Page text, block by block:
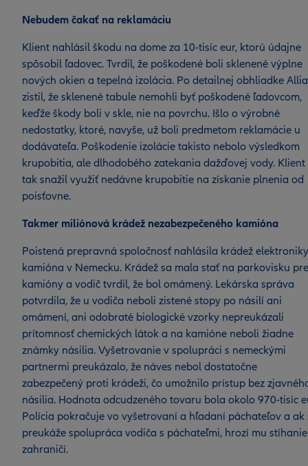
Nebudem čakať na reklamáciu
Klient nahlásil škodu na dome za 10-tisíc eur, ktorú údajne
spôsobil ľadovec. Tvrdil, že poškodené boli sklenené výplne
nových okien a tepelná izolácia. Po detailnej obhliadke
zistil, že sklenené tabule nemohli byť poškodené ľadovcom,
keďže škody boli v skle, nie na povrchu. Išlo o výrobné
nedostatky, ktoré, navyše, už boli predmetom reklamácie u
dodávateľa. Poškodenie izolácie takisto nebolo výsledkom
krupobitia, ale dlhodobého zatekania dažďovej vody. Klient
tak snažil využiť nedávne krupobitie na získanie plnenia od
poisťovne.
Takmer miliónová krádež nezabezpečeného kamióna
Poistená prepravná spoločnosť nahlásila krádež
kamióna v Nemecku. Krádež sa mala stať na parkovisku pre
kamióny a vodič tvrdil, že bol omámený. Lekárska správa
potvrdila, že u vodiča neboli zistené stopy po násilí ani
omámení, ani odobraté biologické vzorky nepreukázali
prítomnosť chemických látok a na kamióne neboli žiadne
známky násilia. Vyšetrovanie v spolupráci s nemeckými
partnermi preukázalo, že náves nebol dostatočne
zabezpečený proti krádeži, čo umožnilo prístup bez
násilia. Hodnota odcudzeného tovaru bola okolo 970-tisíc
Polícia pokračuje vo vyšetrovaní a hľadaní páchateľov a ak
preukáže spolupráca vodiča s páchateľmi, hrozí mu
zahraničí.